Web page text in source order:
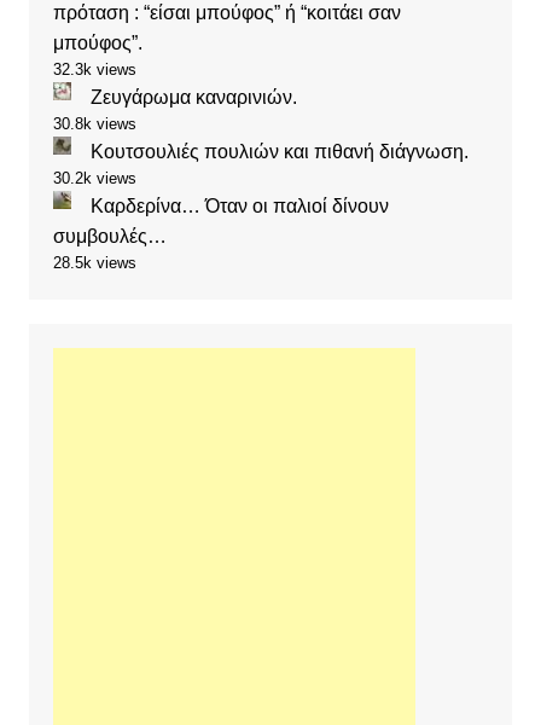
πρόταση : “είσαι μπούφος” ή “κοιτάει σαν
μπούφος”.
32.3k views
Ζευγάρωμα καναρινιών.
30.8k views
Κουτσουλιές πουλιών και πιθανή διάγνωση.
30.2k views
Καρδερίνα… Όταν οι παλιοί δίνουν
συμβουλές…
28.5k views